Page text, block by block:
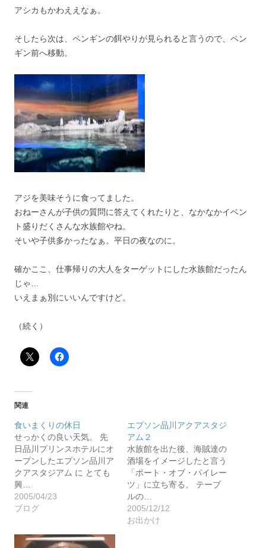
アシカもかわええなぁ。
そしたら次は、ペンギンの餌やりが見られると言うので、ペン
ギン前へ移動。
アジを美味そうに食ってました。
おねーさんが子供の質問に答えてくれたりと、なかなかイベン
ト盛りだくさんな水族館やね。
そいや子供多かったなぁ。平日の夜なのに。
確かここ、仕事帰りの大人をターゲットにした水族館だったん
じゃ…
いえまぁ別にいいんですけど。
（続く）
関連
食いまくりの休日
せっかくの良い天気。 先
日品川プリンスホテルにオ
ープンしたエプソン品川ア
クアスタジアム に とても
興…
2005/04/23
ブログ
エプソン品川アクアスタジ
アム２
水族館を出た後、海賊達の
酒場をイメージしたと言う
「ポート・オブ・パイレー
ツ」に立ち寄る。 テーブ
ルの…
2005/12/12
お出かけ